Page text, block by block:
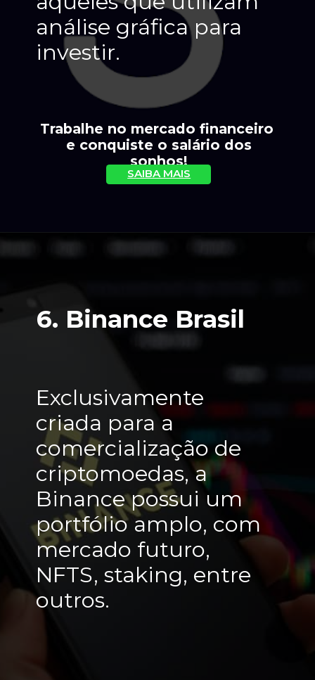
análise gráfica para
investir.
Trabalhe no mercado financeiro
e conquiste o salário dos
sonhos!
SAIBA MAIS
Exclusivamente
criada para a
comercialização de
criptomoedas, a
Binance possui um
portfólio amplo, com
mercado futuro,
NFTS, staking, entre
outros.
6. Binance Brasil